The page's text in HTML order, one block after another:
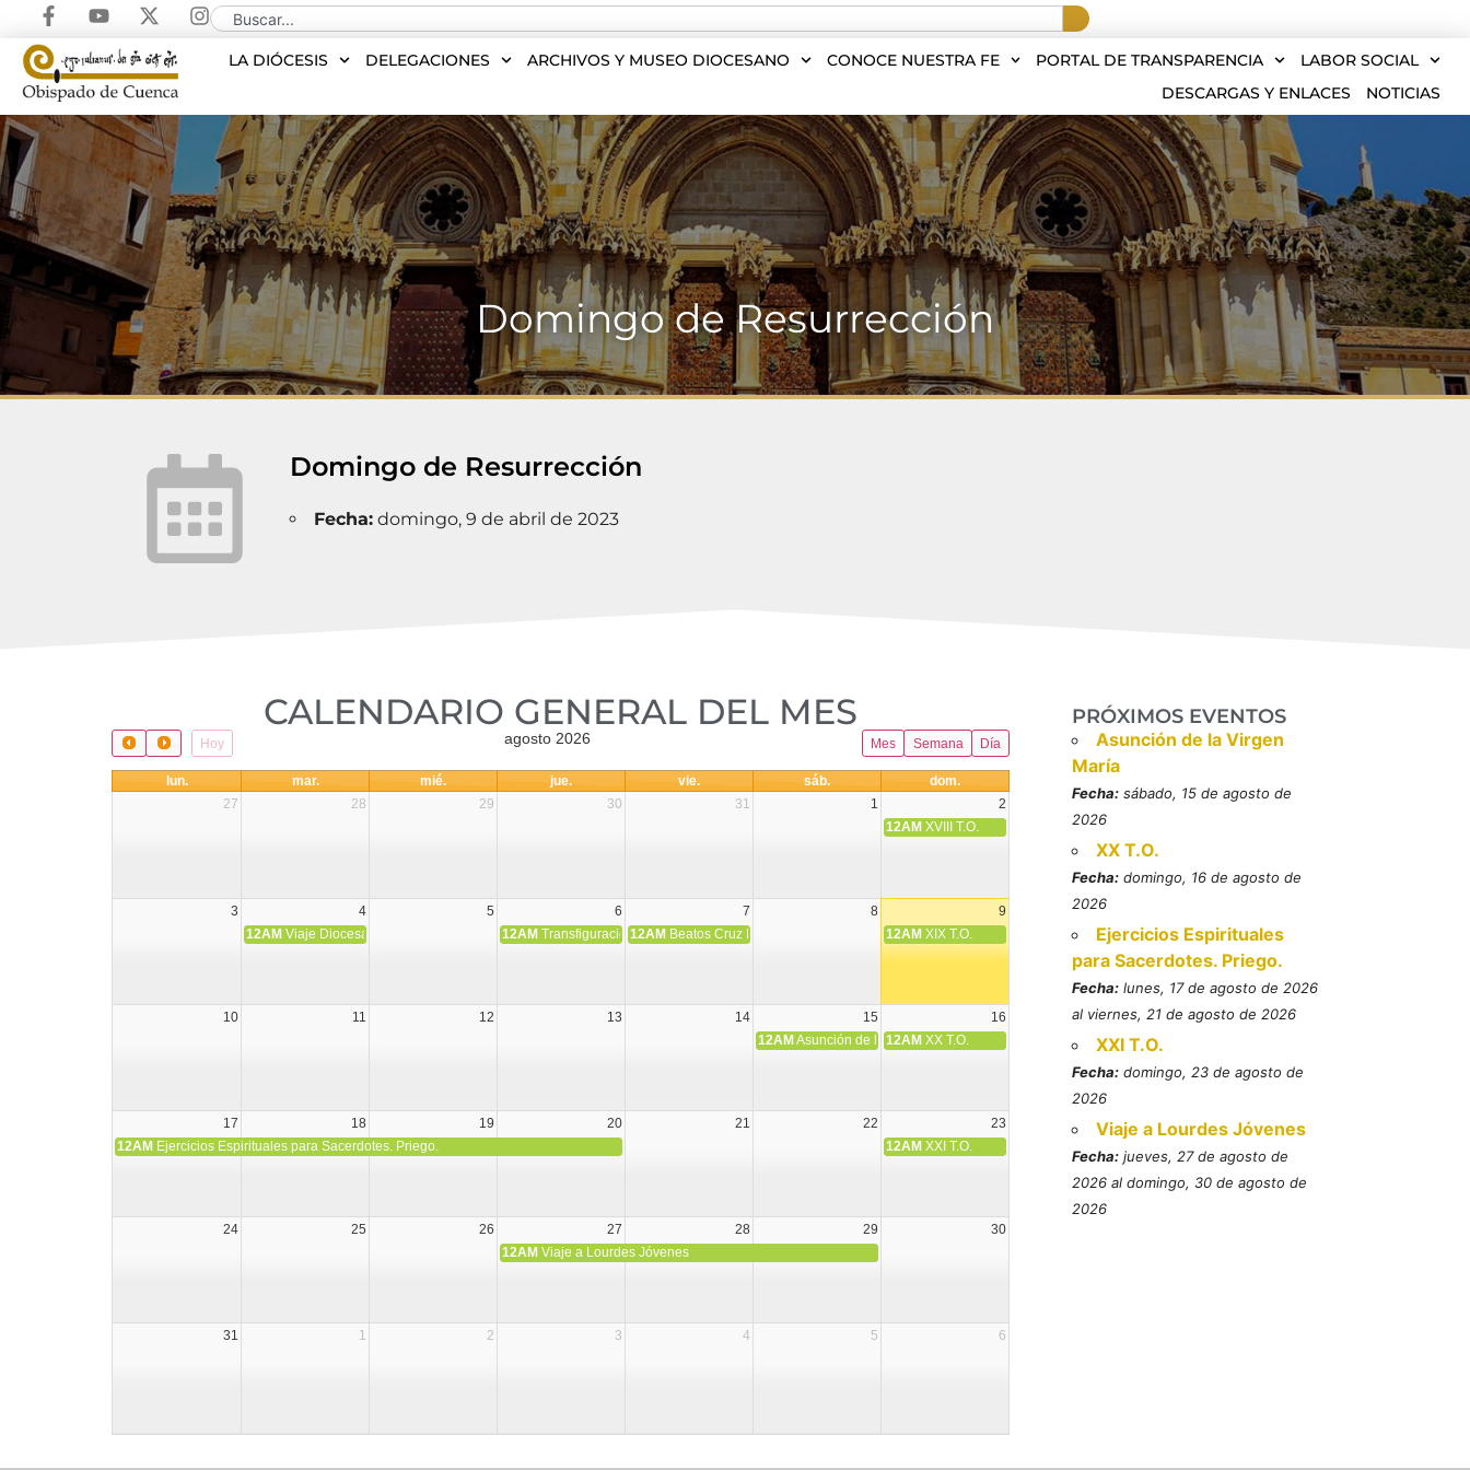
LA DIÓCESIS DELEGACIONES ARCHIVOS Y MUSEO DIOCESANO CONOCE NUESTRA FE PORTAL DE TRANSPARENCIA
LABOR SOCIAL
DESCARGAS Y ENLACES
NOTICIAS
Domingo de Resurrección
Domingo de Resurrección
Fecha:domingo, 9 de abril de 2023
CALENDARIO GENERAL DEL MES​
Hoy Mes Semana Día
agosto 2026
lun. mar. mié. jue. vie. sáb.
dom.
27
28 29 30 31 1
2
12AM XVIII T.O.
3 4 5 6 7 8
9
12AM Viaje Diocesano a Japón. 12AM Transfiguración del Señor
12AM Beatos Cruz Laplana, obispo, y Fernando Español, presbítero, mártires (MO)
12AM XIX T.O.
10 11 12 13 14 15
16
12AM Asunción de la Virgen María
12AM XX T.O.
17 18 19 20 21 22
23
12AM Ejercicios Espirituales para Sacerdotes. Priego. 12AM XXI T.O.
24 25 26 27 28 29
30
12AM Viaje a Lourdes Jóvenes
31 1 2 3 4 5 6
PRÓXIMOS EVENTOS
Asunción de la Virgen
María
Fecha: sábado, 15 de agosto de
2026
XX T.O.
Fecha: domingo, 16 de agosto de
2026
Ejercicios Espirituales
para Sacerdotes. Priego.
Fecha: lunes, 17 de agosto de 2026
al viernes, 21 de agosto de 2026
XXI T.O.
Fecha: domingo, 23 de agosto de
2026
Viaje a Lourdes Jóvenes
Fecha: jueves, 27 de agosto de
2026 al domingo, 30 de agosto de
2026